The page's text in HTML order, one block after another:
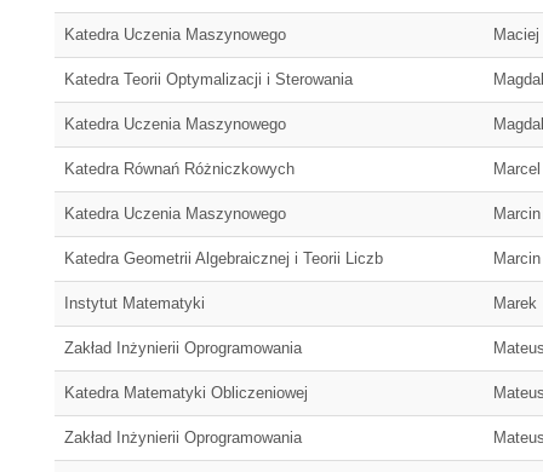
Katedra Uczenia Maszynowego Maciej
Katedra Teorii Optymalizacji i Sterowania
Katedra Uczenia Maszynowego
Katedra Równań Różniczkowych Marcel
Katedra Uczenia Maszynowego Marcin
Katedra Geometrii Algebraicznej i Teorii Liczb Marcin
Instytut Matematyki Marek
Zakład Inżynierii Oprogramowania
Katedra Matematyki Obliczeniowej
Zakład Inżynierii Oprogramowania